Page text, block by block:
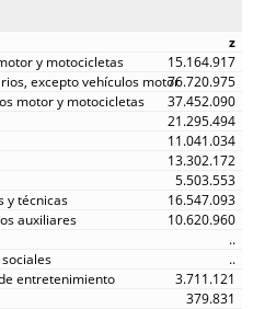
z
15.164.917
76.720.975
37.452.090
21.295.494
11.041.034
13.302.172
5.503.553
16.547.093
10.620.960
..
..
3.711.121
379.831